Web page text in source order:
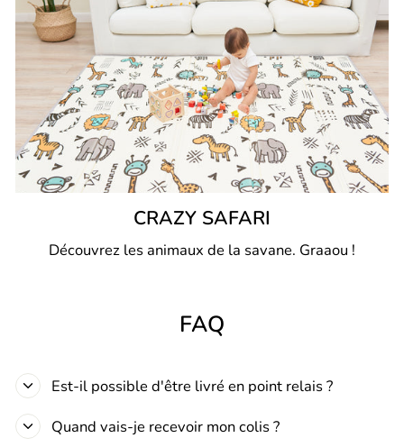
CRAZY SAFARI
Découvrez les animaux de la savane. Graaou !
FAQ
Est-il possible d'être livré en point relais ?
Quand vais-je recevoir mon colis ?